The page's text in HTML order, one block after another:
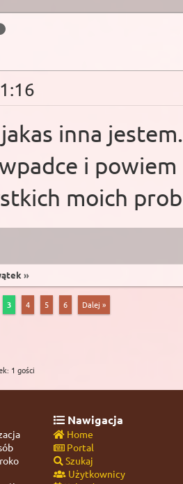
inna
i
moich
»
3 4 5 6 Dalej »
1 gości
Nawigacja
Home
Portal
Szukaj
Użytkownicy